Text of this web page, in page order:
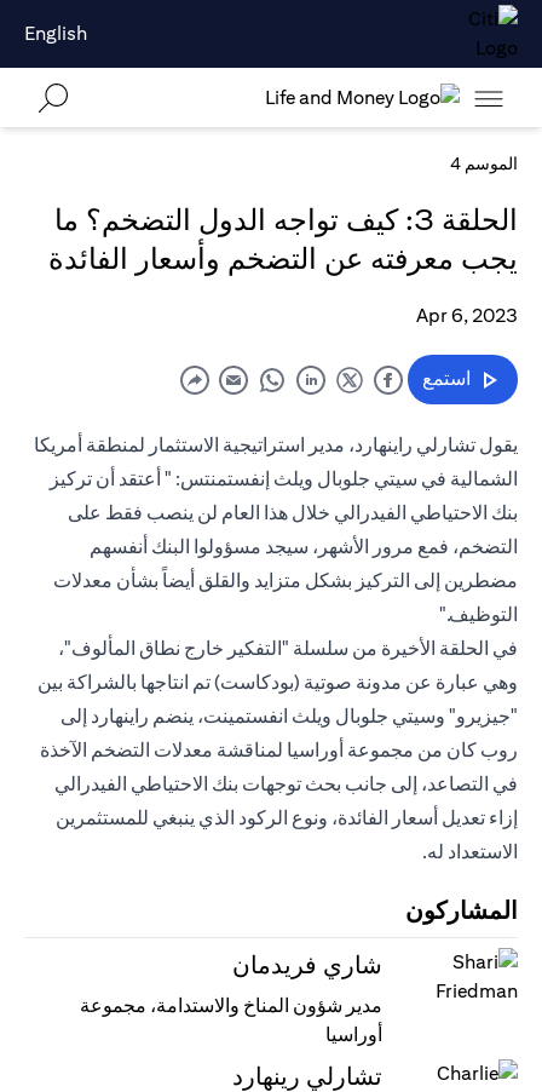
English
الموسم 4
الحلقة 3: كيف تواجه الدول التضخم؟ ما
يجب معرفته عن التضخم وأسعار الفائدة
Apr 6, 2023
استمع
يقول تشارلي راينهارد، مدير استراتيجية الاستثمار لمنطقة أمريكا
الشمالية في سيتي جلوبال ويلث إنفستمنتس: " أعتقد أن تركيز
بنك الاحتياطي الفيدرالي خلال هذا العام لن ينصب فقط على
التضخم، فمع مرور الأشهر، سيجد مسؤولوا البنك أنفسهم
مضطرين إلى التركيز بشكل متزايد والقلق أيضاً بشأن معدلات
التوظيف."
في الحلقة الأخيرة من سلسلة "التفكير خارج نطاق المألوف"،
وهي عبارة عن مدونة صوتية (بودكاست) تم انتاجها بالشراكة بين
"جيزيرو" وسيتي جلوبال ويلث انفستمينت، ينضم راينهارد إلى
روب كان من مجموعة أوراسيا لمناقشة معدلات التضخم الآخذة
في التصاعد، إلى جانب بحث توجهات بنك الاحتياطي الفيدرالي
إزاء تعديل أسعار الفائدة، ونوع الركود الذي ينبغي للمستثمرين
الاستعداد له.
المشاركون
شاري فريدمان
مدير شؤون المناخ والاستدامة، مجموعة
أوراسيا
تشارلي رينهارد